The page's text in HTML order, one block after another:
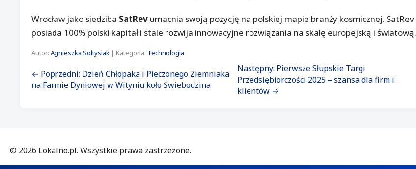
Wrocław jako siedziba SatRev umacnia swoją pozycję na polskiej mapie branży kosmicznej. SatRev
posiada 100% polski kapitał i stale rozwija innowacyjne rozwiązania na skalę europejską i światową.
Autor: Agnieszka Sołtysiak | Kategoria: Technologia
← Poprzedni: Dzień Chłopaka i Pieczonego Ziemniaka
na Farmie Dyniowej w Wityniu koło Świebodzina
Następny: Pierwsze Słupskie Targi
Przedsiębiorczości 2025 – szansa dla firm i
klientów →
© 2026 Lokalno.pl. Wszystkie prawa zastrzeżone.